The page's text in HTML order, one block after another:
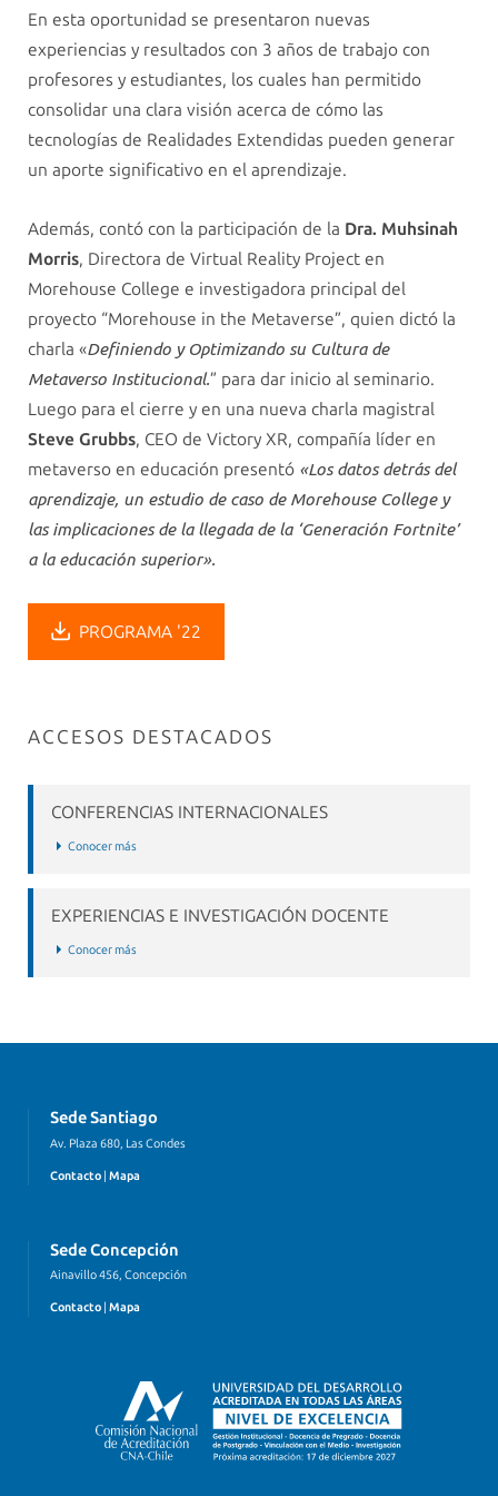
En esta oportunidad se presentaron nuevas
experiencias y resultados con 3 años de trabajo con
profesores y estudiantes, los cuales han permitido
consolidar una clara visión acerca de cómo las
tecnologías de Realidades Extendidas pueden generar
un aporte significativo en el aprendizaje.
Además, contó con la participación de la Dra. Muhsinah
Morris, Directora de Virtual Reality Project en
Morehouse College e investigadora principal del
proyecto “Morehouse in the Metaverse”, quien dictó la
charla «Definiendo y Optimizando su Cultura de
Metaverso Institucional.” para dar inicio al seminario.
Luego para el cierre y en una nueva charla magistral
Steve Grubbs, CEO de Victory XR, compañía líder en
metaverso en educación presentó «Los datos detrás del
aprendizaje, un estudio de caso de Morehouse College y
las implicaciones de la llegada de la ‘Generación Fortnite’
a la educación superior».
PROGRAMA '22
ACCESOS DESTACADOS
CONFERENCIAS INTERNACIONALES
Conocer más
EXPERIENCIAS E INVESTIGACIÓN DOCENTE
Conocer más
Sede Santiago
Av. Plaza 680, Las Condes
Contacto | Mapa
Sede Concepción
Ainavillo 456, Concepción
Contacto Mapa